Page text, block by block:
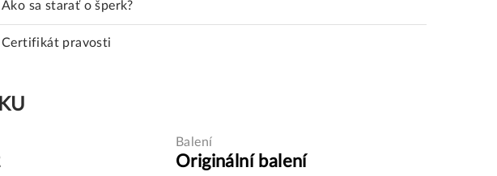
Ako sa starať o šperk?
Certifikát pravosti
Balení
Originální balení